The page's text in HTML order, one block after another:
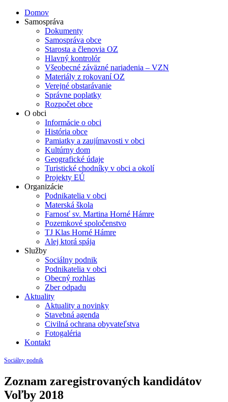
Domov
Samospráva
Dokumenty
Samospráva obce
Starosta a členovia OZ
Hlavný kontrolór
Všeobecné záväzné nariadenia – VZN
Materiály z rokovaní OZ
Verejné obstarávanie
Správne poplatky
Rozpočet obce
O obci
Informácie o obci
História obce
Pamiatky a zaujímavosti v obci
Kultúrny dom
Geografické údaje
Turistické chodníky v obci a okolí
Projekty EÚ
Organizácie
Podnikatelia v obci
Materská škola
Farnosť sv. Martina Horné Hámre
Pozemkové spoločenstvo
TJ Klas Horné Hámre
Alej ktorá spája
Služby
Sociálny podnik
Podnikatelia v obci
Obecný rozhlas
Zber odpadu
Aktuality
Aktuality a novinky
Stavebná agenda
Civilná ochrana obyvateľstva
Fotogaléria
Kontakt
Sociálny podnik
Zoznam zaregistrovaných kandidátov
Voľby 2018